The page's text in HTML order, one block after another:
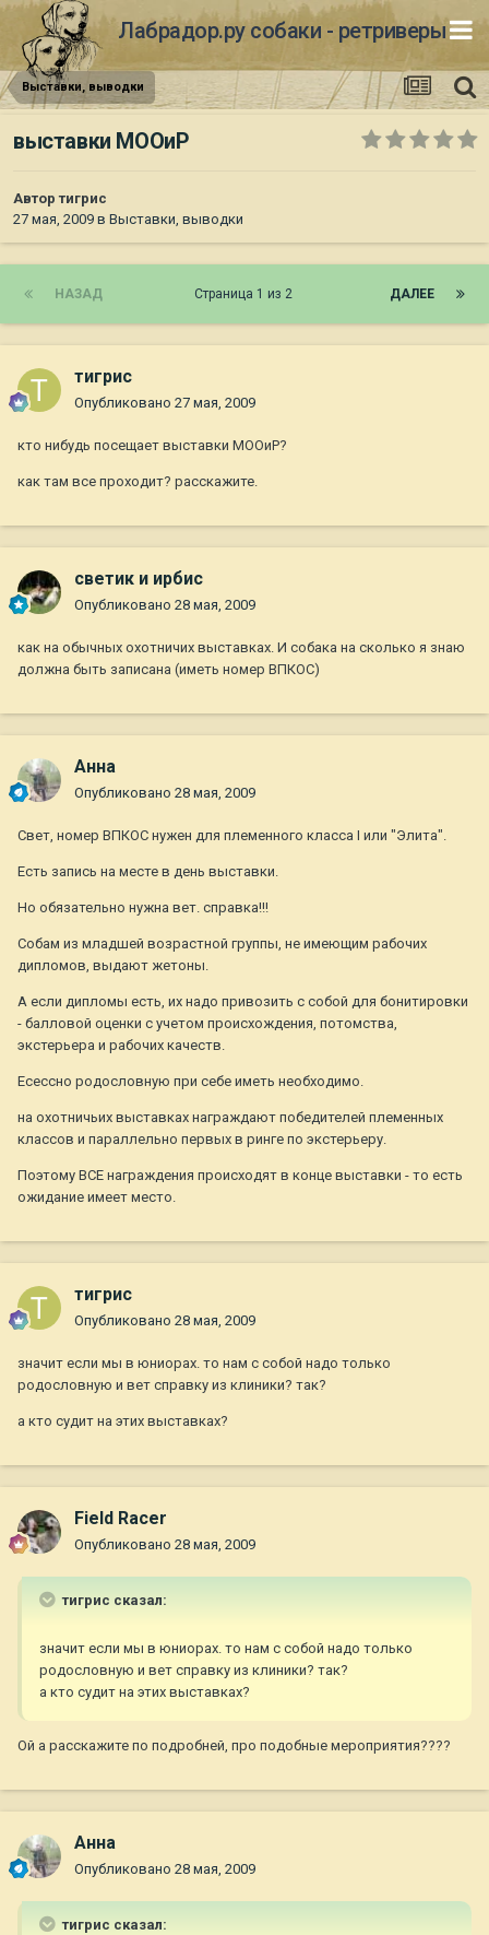
Лабрадор.ру собаки - ретриверы
Выставки, выводки
выставки МООиР
Автортигрис
27 мая, 2009 в Выставки, выводки
НАЗАД ДАЛЕЕ
Страница 1 из 2
тигрис
Опубликовано 27 мая, 2009
кто нибудь посещает выставки МООиР?
как там все проходит? расскажите.
светик и ирбис
Опубликовано 28 мая, 2009
как на обычных охотничих выставках. И собака на сколько я знаю
должна быть записана (иметь номер ВПКОС)
Анна
Опубликовано 28 мая, 2009
Свет, номер ВПКОС нужен для племенного класса I или "Элита".
Есть запись на месте в день выставки.
Но обязательно нужна вет. справка!!!
Собам из младшей возрастной группы, не имеющим рабочих
дипломов, выдают жетоны.
А если дипломы есть, их надо привозить с собой для бонитировки
- балловой оценки с учетом происхождения, потомства,
экстерьера и рабочих качеств.
Есессно родословную при себе иметь необходимо.
на охотничьих выставках награждают победителей племенных
классов и параллельно первых в ринге по экстерьеру.
Поэтому ВСЕ награждения происходят в конце выставки - то есть
ожидание имеет место.
тигрис
Опубликовано 28 мая, 2009
значит если мы в юниорах. то нам с собой надо только
родословную и вет справку из клиники? так?
а кто судит на этих выставках?
Field Racer
Опубликовано 28 мая, 2009
тигрис сказал:
значит если мы в юниорах. то нам с собой надо только
родословную и вет справку из клиники? так?
а кто судит на этих выставках?
Ой а расскажите по подробней, про подобные мероприятия????
Анна
Опубликовано 28 мая, 2009
тигрис сказал: